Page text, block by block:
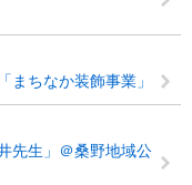
まちなか装飾事業」
先生」＠桑野地域公